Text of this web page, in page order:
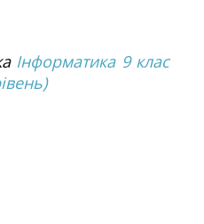
Інформатика 9 клас